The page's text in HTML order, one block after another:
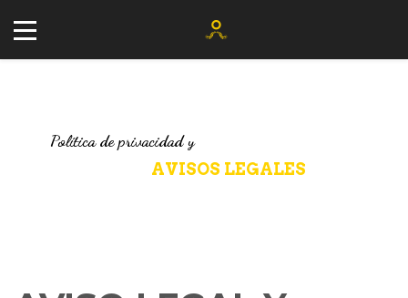
Política de privacidad y
AVISOS LEGALES